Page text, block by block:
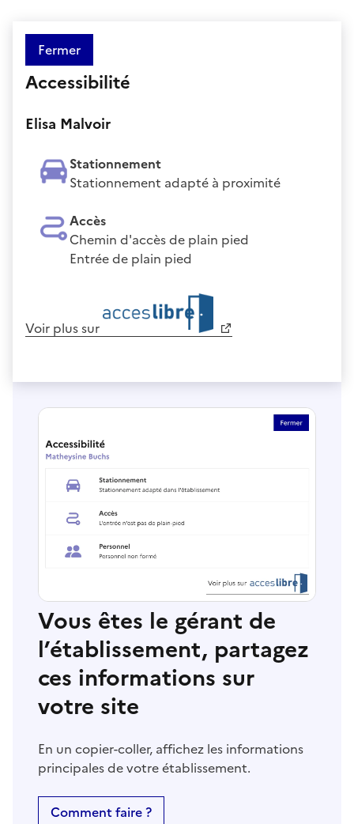
Fermer
Accessibilité
Elisa Malvoir
Stationnement
Stationnement adapté à proximité
Accès
Chemin d'accès de plain pied
Entrée de plain pied
Voir plus sur
Vous êtes le gérant de
l’établissement, partagez
ces informations sur
votre site
En un copier-coller, affichez les informations
principales de votre établissement.
Comment faire ?